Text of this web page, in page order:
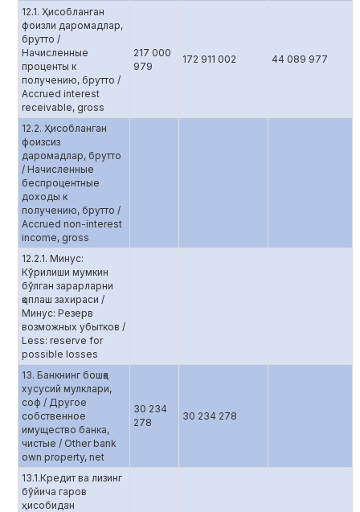
12.1. Ҳисобланган
фоизли даромадлар,
брутто /
Начисленные
проценты к
получению, брутто /
Accrued interest
receivable, gross
217 000
979
172 911 002 44 089 977
12.2. Ҳисобланган
фоизсиз
даромадлар, брутто
/ Начисленные
беспроцентные
доходы к
получению, брутто /
Accrued non-interest
income, gross
12.2.1. Минус:
Кўрилиши мумкин
бўлган зарарларни
қоплаш захираси /
Минус: Резерв
возможных убытков /
Less: reserve for
possible losses
13. Банкнинг бошқа
хусусий мулклари,
соф / Другое
собственное
имущество банка,
чистые / Other bank
own property, net
30 234
278
30 234 278
13.1.Кредит ва лизинг
бўйича гаров
ҳисобидан